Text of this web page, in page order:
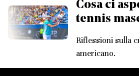
Cosa ci
tennis
Riflessioni sulla
americano.